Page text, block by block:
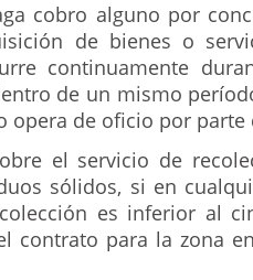
cobro alguno por
de bienes o
continuamente
de un mismo
opera de oficio por parte
el servicio de
sólidos, si en
es inferior al
contrato para la zona